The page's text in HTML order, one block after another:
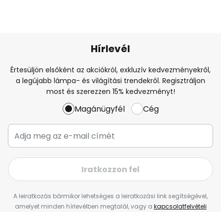
Hírlevél
Értesüljön elsőként az akciókról, exkluzív kedvezményekről,
a legújabb lámpa- és világítási trendekről. Regisztráljon
most és szerezzen 15% kedvezményt!
Magánügyfél Cég
Iratkozzon fel
A leiratkozás bármikor lehetséges a leiratkozási link segítségével,
amelyet minden hírlevélben megtalál, vagy a kapcsolatfelvételi